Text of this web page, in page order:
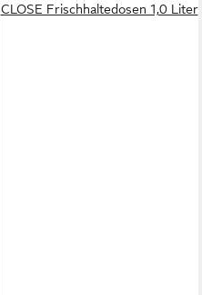
CLOSE Frischhaltedosen 1,0 Liter